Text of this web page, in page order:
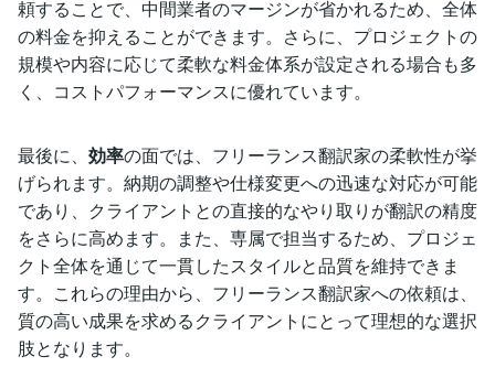
頼することで、中間業者のマージンが省かれるため、全体
の料金を抑えることができます。さらに、プロジェクトの
規模や内容に応じて柔軟な料金体系が設定される場合も多
く、コストパフォーマンスに優れています。
最後に、 効率の面では、フリーランス翻訳家の柔軟性が挙
げられます。納期の調整や仕様変更への迅速な対応が可能
であり、クライアントとの直接的なやり取りが翻訳の精度
をさらに高めます。また、専属で担当するため、プロジェ
クト全体を通じて一貫したスタイルと品質を維持できま
す。これらの理由から、フリーランス翻訳家への依頼は、
質の高い成果を求めるクライアントにとって理想的な選択
肢となります。